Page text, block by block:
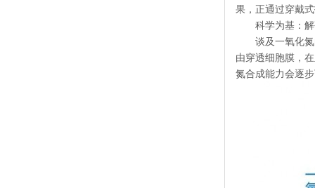
果，正通过穿戴
科学为基：
谈及一氧化
由穿透细胞膜，
氮合成能力会逐